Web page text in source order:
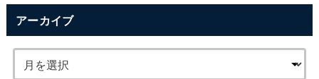
アーカイブ